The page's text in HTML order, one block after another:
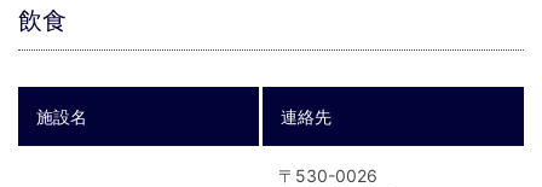
飲食
施設名 連絡先
〒530-0026